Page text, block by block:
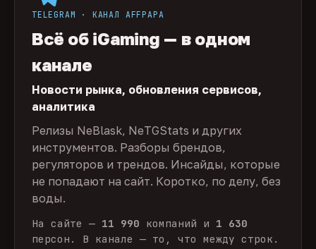
TELEGRAM · КАНАЛ AFFPAPA
Всё об iGaming — в одном
канале
Новости рынка, обновления сервисов,
аналитика
Релизы NeBlask, NeTGStats и других
инструментов. Разборы брендов,
регуляторов и трендов. Инсайды, которые
не попадают на сайт. Коротко, по делу, без
воды.
На сайте — 11 990 компаний и 1 630
персон. В канале — то, что между строк.